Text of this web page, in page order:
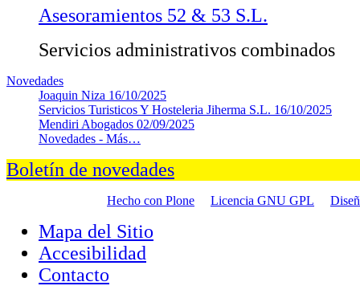
Asesoramientos 52 & 53 S.L.
Servicios administrativos combinados
Novedades
Joaquin Niza 16/10/2025
Servicios Turisticos Y Hosteleria Jiherma S.L. 16/10/2025
Mendiri Abogados 02/09/2025
Novedades - Más…
Boletín de novedades
Hecho con Plone Licencia GNU GPL
Mapa del Sitio
Accesibilidad
Contacto